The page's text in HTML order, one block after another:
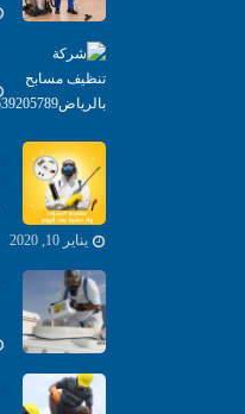
يناير 10, 2020